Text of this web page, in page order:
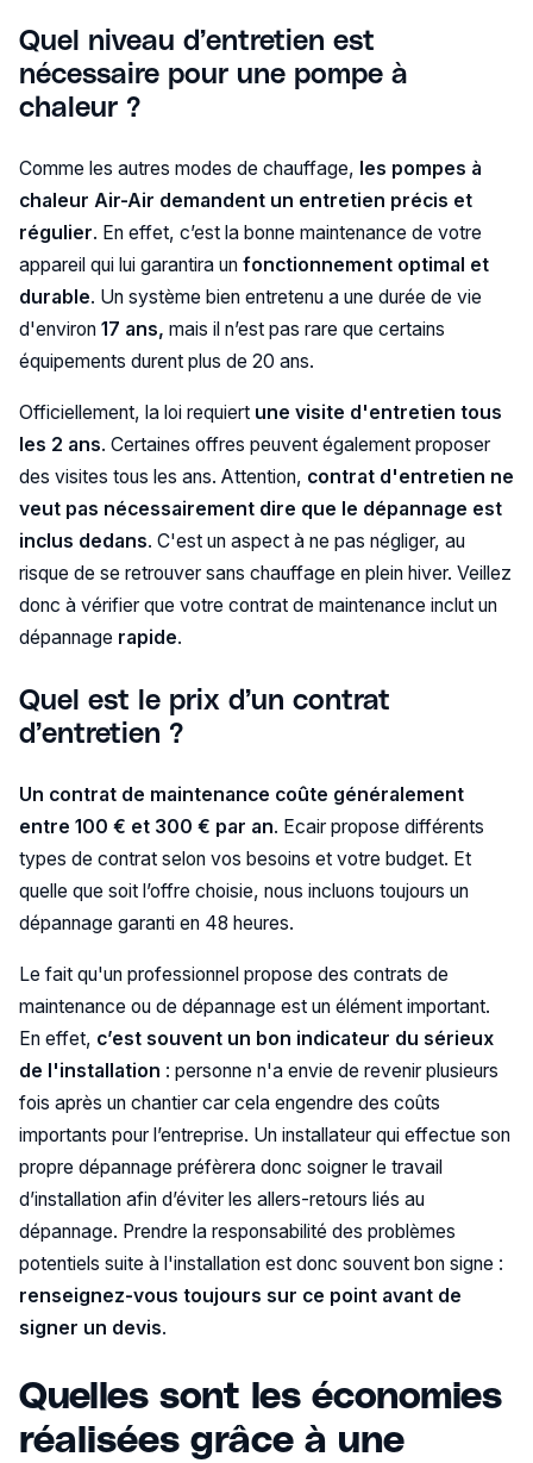
Quel niveau d’entretien est
nécessaire pour une pompe à
chaleur ?
Comme les autres modes de chauffage, les pompes à
chaleur Air-Air demandent un entretien précis et
régulier. En effet, c’est la bonne maintenance de votre
appareil qui lui garantira un fonctionnement optimal et
durable. Un système bien entretenu a une durée de vie
d'environ 17 ans, mais il n’est pas rare que certains
équipements durent plus de 20 ans.
Officiellement, la loi requiert une visite d'entretien tous
les 2 ans. Certaines offres peuvent également proposer
des visites tous les ans. Attention, contrat d'entretien ne
veut pas nécessairement dire que le dépannage est
inclus dedans. C'est un aspect à ne pas négliger, au
risque de se retrouver sans chauffage en plein hiver. Veillez
donc à vérifier que votre contrat de maintenance inclut un
dépannage rapide.
Quel est le prix d’un contrat
d’entretien ?
Un contrat de maintenance coûte généralement
entre 100 € et 300 € par an. Ecair propose différents
types de contrat selon vos besoins et votre budget. Et
quelle que soit l’offre choisie, nous incluons toujours un
dépannage garanti en 48 heures.
Le fait qu'un professionnel propose des contrats de
maintenance ou de dépannage est un élément important.
En effet, c’est souvent un bon indicateur du sérieux
de l'installation : personne n'a envie de revenir plusieurs
fois après un chantier car cela engendre des coûts
importants pour l’entreprise. Un installateur qui effectue son
propre dépannage préfèrera donc soigner le travail
d’installation afin d’éviter les allers-retours liés au
dépannage. Prendre la responsabilité des problèmes
potentiels suite à l'installation est donc souvent bon signe :
renseignez-vous toujours sur ce point avant de
signer un devis.
Quelles sont les économies
réalisées grâce à une